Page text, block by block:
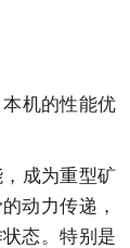
机的性能优
成为重型矿
动力传递，
态。特别是